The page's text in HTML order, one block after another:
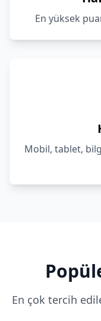
En yüksek
Mobil, tablet,
En çok tercih